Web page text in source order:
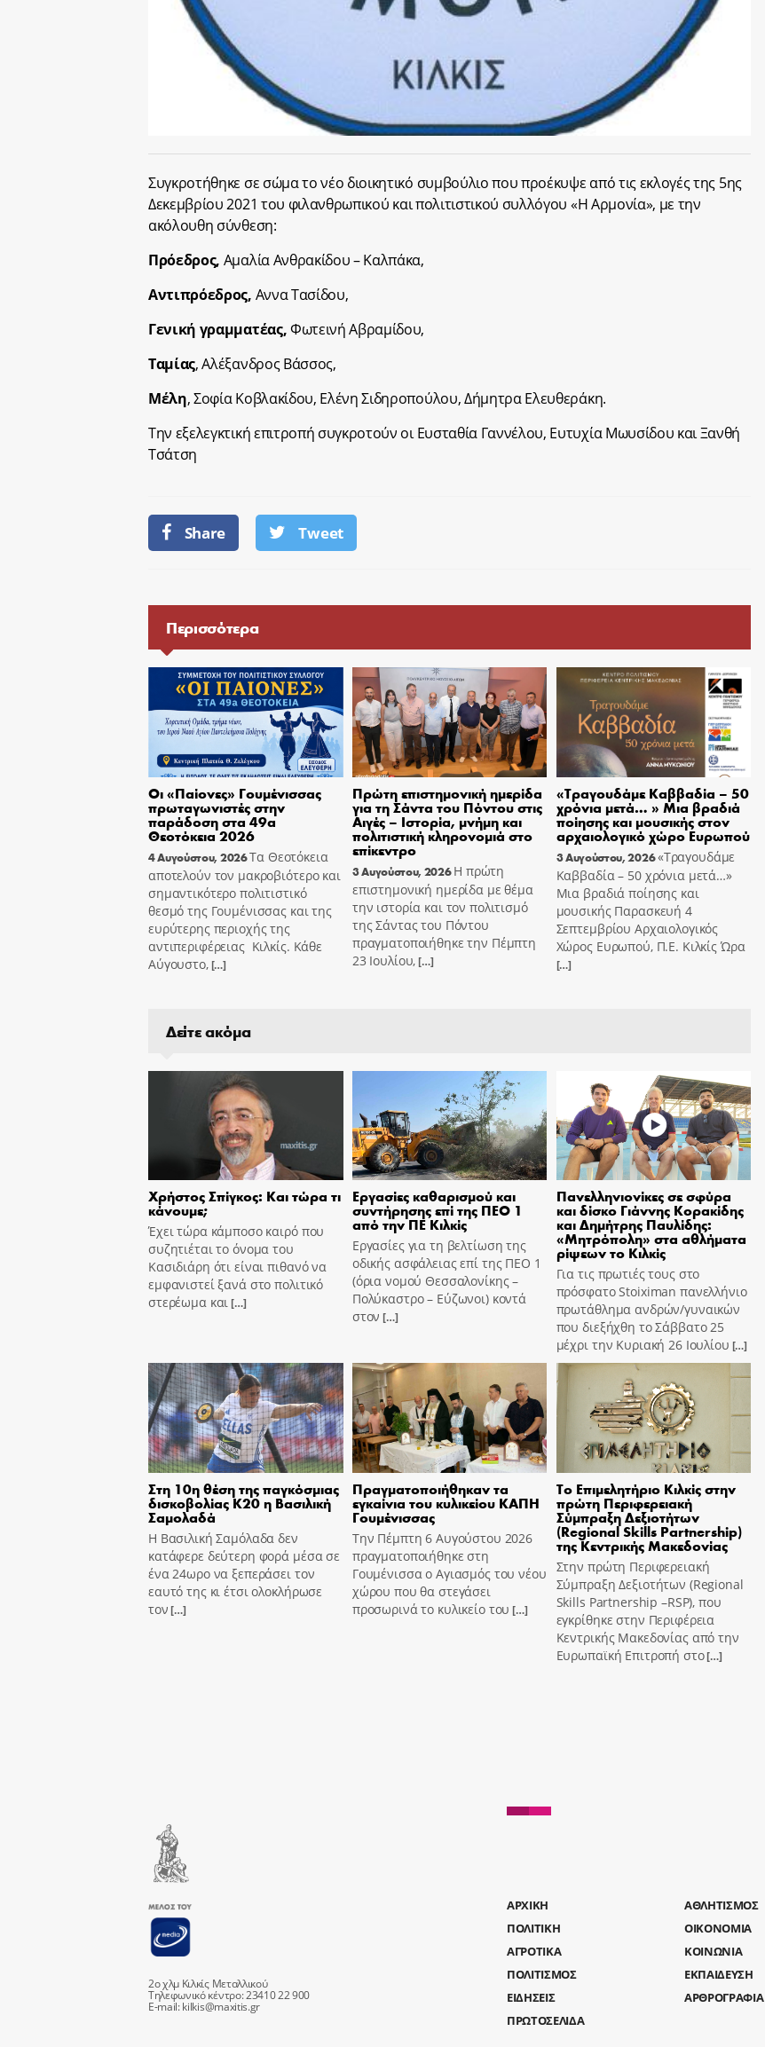
Συγκροτήθηκε σε σώμα το νέο διοικητικό συμβούλιο πουπροέκυψε από τις εκλογές της 5ης
Δεκεμβρίου2021 του φιλανθρωπικού και πολιτιστικού συλλόγου «Η Αρμονία», με την
ακόλουθη σύνθεση:
Πρόεδρος, Αμαλία Ανθρακίδου – Καλπάκα,
Αντιπρόεδρος, Αννα Τασίδου,
Γενική γραμματέας,Φωτεινή Αβραμίδου,
Ταμίας, Αλέξανδρος Βάσσος,
Μέλη, Σοφία Κοβλακίδου, Ελένη Σιδηροπούλου,ΔήμητραΕλευθεράκη.
Την εξελεγκτική επιτροπή συγκροτούν οι Ευσταθία Γαννέλου, Ευτυχία Μωυσίδου και Ξανθή
Τσάτση
Share Tweet
Περισσότερα
Οι «Παίονες» Γουμένισσας
πρωταγωνιστές στην
παράδοση στα 49α
Θεοτόκεια 2026
4 Αυγούστου, 2026Τα Θεοτόκεια
αποτελούν τον μακροβιότερο και
σημαντικότερο πολιτιστικό
θεσμό της Γουμένισσας και της
ευρύτερης περιοχής της
αντιπεριφέρειας Κιλκίς. Κάθε
Αύγουστο,[…]
Πρώτη επιστημονική ημερίδα
για τη Σάντα του Πόντου στις
Αιγές – Ιστορία, μνήμη και
πολιτιστική κληρονομιά στο
επίκεντρο
3 Αυγούστου, 2026 Η πρώτη
επιστημονική ημερίδα με θέμα
την ιστορία και τον πολιτισμό
της Σάντας του Πόντου
πραγματοποιήθηκε την Πέμπτη
23 Ιουλίου,[…]
«Τραγουδάμε Καββαδία – 50
χρόνια μετά… » Μια βραδιά
ποίησης και μουσικής στον
αρχαιολογικό χώρο Ευρωπού
3 Αυγούστου, 2026«Τραγουδάμε
Καββαδία – 50 χρόνια μετά…»
Μια βραδιά ποίησης και
μουσικής Παρασκευή 4
Σεπτεμβρίου Αρχαιολογικός
Χώρος Ευρωπού, Π.Ε. Κιλκίς Ώρα
[…]
Δείτε ακόμα
Χρήστος Σπίγκος: Και τώρα τι
κάνουμε;
Έχει τώρα κάμποσο καιρό που
συζητιέται το όνομα του
Κασιδιάρη ότι είναι πιθανό να
εμφανιστεί ξανά στο πολιτικό
στερέωμα και[…]
Εργασίες καθαρισμού και
συντήρησης επί της ΠΕΟ 1
από την ΠΕ Κιλκίς
Εργασίες για τη βελτίωση της
οδικής ασφάλειας επί της ΠΕΟ 1
(όρια νομού Θεσσαλονίκης –
Πολύκαστρο – Εύζωνοι) κοντά
στον […]
Πανελληνιονίκες σε σφύρα
και δίσκο Γιάννης Κορακίδης
και Δημήτρης Παυλίδης:
«Μητρόπολη» στα αθλήματα
ρίψεων το Κιλκίς
Για τις πρωτιές τους στο
πρόσφατο Stoiximan πανελλήνιο
πρωτάθλημα ανδρών/γυναικών
που διεξήχθη το Σάββατο 25
μέχρι την Κυριακή 26 Ιουλίου […]
Στη 10η θέση της παγκόσμιας
δισκοβολίας Κ20 η Βασιλική
Σαμολαδά
Η Βασιλική Σαμόλαδα δεν
κατάφερε δεύτερη φορά μέσα σε
ένα 24ωρο να ξεπεράσει τον
εαυτό της κι έτσι ολοκλήρωσε
τον[…]
Πραγματοποιήθηκαν τα
εγκαίνια του κυλικείου ΚΑΠΗ
Γουμένισσας
Την Πέμπτη 6 Αυγούστου 2026
πραγματοποιήθηκε στη
Γουμένισσα ο Αγιασμός του νέου
χώρου που θα στεγάσει
προσωρινά το κυλικείο του […]
Το Επιμελητήριο Κιλκίς στην
πρώτη Περιφερειακή
Σύμπραξη Δεξιοτήτων
(Regional Skills Partnership)
της Κεντρικής Μακεδονίας
Στην πρώτη Περιφερειακή
Σύμπραξη Δεξιοτήτων (Regional
Skills Partnership –RSP), που
εγκρίθηκε στην Περιφέρεια
Κεντρικής Μακεδονίας από την
Ευρωπαϊκή Επιτροπή στο[…]
2ο χλμ Κιλκίς Μεταλλικού
Τηλεφωνικό κέντρο: 23410 22 900
E-mail:kilkis@maxitis.gr
AΡΧΙΚΗ
ΑΘΛΗΤΙΣΜΟΣ
ΠΟΛΙΤΙΚΗ
ΟΙΚΟΝΟΜΙΑ
ΑΓΡΟΤΙΚΑ
ΚΟΙΝΩΝΙΑ
ΠΟΛΙΤΙΣΜΟΣ
ΕΚΠΑΙΔΕΥΣΗ
ΕΙΔΗΣΕΙΣ
ΑΡΘΡΟΓΡΑΦΙΑ
ΠΡΩΤΟΣΕΛΙΔΑ